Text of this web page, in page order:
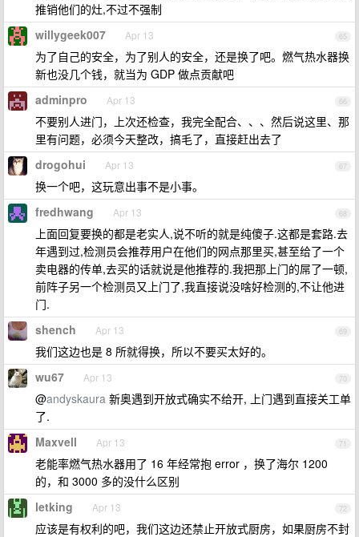
推销他们的灶,不过不强制
65
willygeek007 Apr 13
为了自己的安全，为了别人的安全，还是换了吧。燃气热水器换
新也没几个钱，就当为 GDP 做点贡献吧
66
adminpro Apr 13
不要别人进门，上次还检查，我完全配合、、、然后说这里、那
里有问题，必须今天整改，搞毛了，直接赶出去了
67
drogohui Apr 13
换一个吧，这玩意出事不是小事。
68
fredhwang Apr 13
上面回复要换的都是老实人,说不听的就是纯傻子.这都是套路.去
年遇到过,检测员会推荐用户在他们的网点那里买,甚至给了一个
卖电器的传单,去买的话就说是他推荐的.我把那上门的屌了一顿,
前阵子另一个检测员又上门了,我直接说没啥好检测的,不让他进
门.
69
shench Apr 13
我们这边也是 8 所就得换，所以不要买太好的。
70
wu67 Apr 13
@andyskaura 新奥遇到开放式确实不给开, 上门遇到直接关工单
了.
71
Maxvell Apr 13
老能率燃气热水器用了 16 年经常抱 error ，换了海尔 1200
的，和 3000 多的没什么区别
72
letking Apr 13
应该是有权利的吧，我们这边还禁止开放式厨房，如果厨房不封